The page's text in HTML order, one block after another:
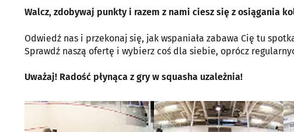
Walcz, zdobywaj punkty i razem z nami ciesz się z osiągania
Odwiedź nas i przekonaj się, jak wspaniała zabawa Cię tu
Sprawdź naszą ofertę i wybierz coś dla siebie, oprócz
Uważaj! Radość płynąca z gry w squasha uzależnia!